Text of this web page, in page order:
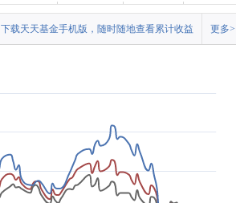
更多>
下载天天基金手机版，随时随地查看累计收益